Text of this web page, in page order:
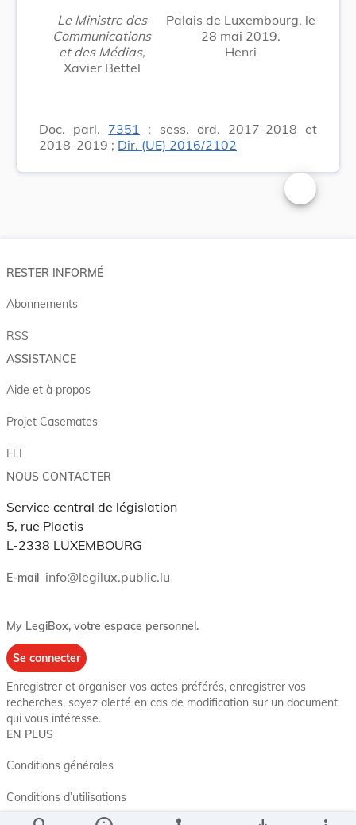
Le Ministre des
Communications
et des Médias,
Xavier Bettel
Palais de Luxembourg, le
28 mai 2019.
Henri
Doc. parl. 7351
; sess. ord. 2017-2018 et
2018-2019 ; Dir. (UE) 2016/2102
Changer la
RESTER INFORMÉ
Abonnements
RSS
ASSISTANCE
Aide et à propos
Projet Casemates
ELI
NOUS CONTACTER
Service central de législation
5, rue Plaetis
L-2338 LUXEMBOURG
E-mail info@legilux.public.lu
My LegiBox, votre espace personnel.
Se connecter
Enregistrer et organiser vos actes préférés, enregistrer vos
recherches, soyez alerté en cas de modification sur un document
qui vous intéresse.
EN PLUS
Conditions générales
Conditions d’utilisations